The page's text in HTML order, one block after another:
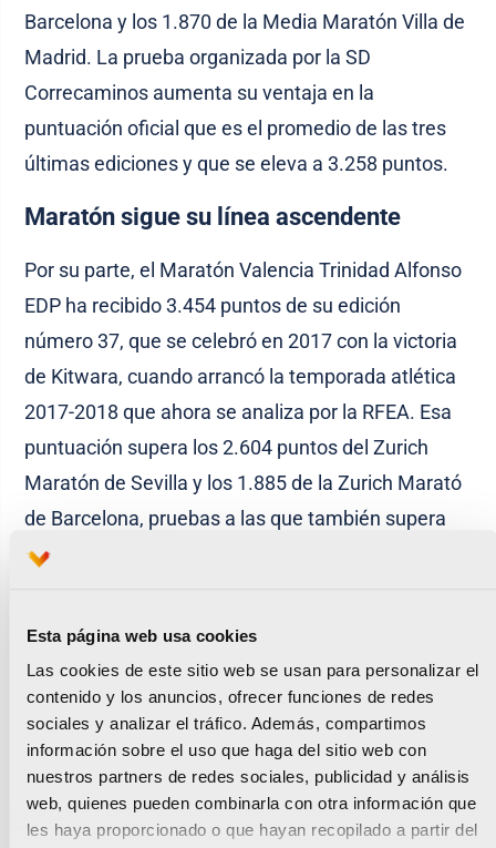
Esta página web usa cookies
Las cookies de este sitio web se usan para personalizar el
contenido y los anuncios, ofrecer funciones de redes
sociales y analizar el tráfico. Además, compartimos
información sobre el uso que haga del sitio web con
nuestros partners de redes sociales, publicidad y análisis
web, quienes pueden combinarla con otra información que
les haya proporcionado o que hayan recopilado a partir del
Barcelona y los 1.870 de la Media Maratón Villa de
Madrid. La prueba organizada por la SD
Correcaminos aumenta su ventaja en la
puntuación oficial que es el promedio de las tres
últimas ediciones y que se eleva a 3.258 puntos.
Maratón sigue su línea ascendente
Por su parte, el Maratón Valencia Trinidad Alfonso
EDP ha recibido 3.454 puntos de su edición
número 37, que se celebró en 2017 con la victoria
de Kitwara, cuando arrancó la temporada atlética
2017-2018 que ahora se analiza por la RFEA. Esa
puntuación supera los 2.604 puntos del Zurich
Maratón de Sevilla y los 1.885 de la Zurich Marató
de Barcelona, pruebas a las que también supera
en el ránking del promedio de las últimas tres
por la SD Correcaminos y el Ajuntament de
València, alcanza los 3.169 puntos de promedio,
sin tener en cuenta aún los espectaculares
registros de 2018, con el nuevo récord de Leul
Gebrsilase (2h04:31), que entrará a valorarse en la
presente temporada.